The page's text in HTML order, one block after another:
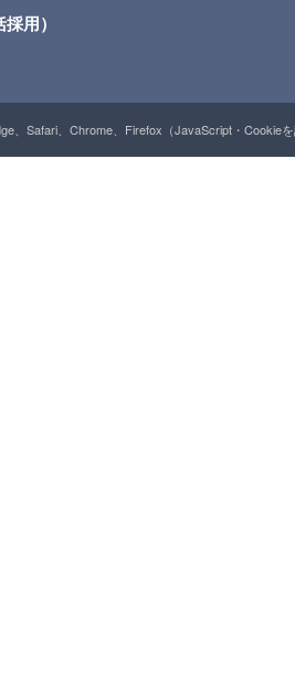
用）
、Safari、Chrome、Firefox（JavaScript・Cookie